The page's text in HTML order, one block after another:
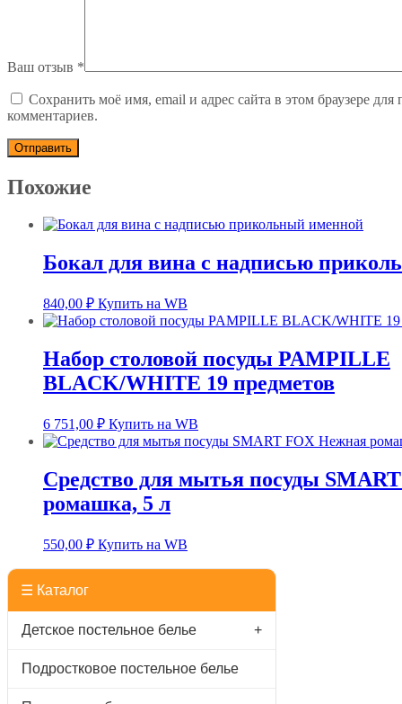
Ваш отзыв *
Сохранить моё имя, email и адрес сайта в этом браузере
комментариев.
Похожие
Бокал для вина с надписью
840,00 ₽ Купить на WB
Набор столовой посуды PAMPILLE
BLACK/WHITE 19 предметов
6 751,00 ₽ Купить на WB
Средство для мытья посуды
ромашка, 5 л
550,00 ₽ Купить на WB
☰ Каталог
Детское постельное белье +
Подростковое постельное белье